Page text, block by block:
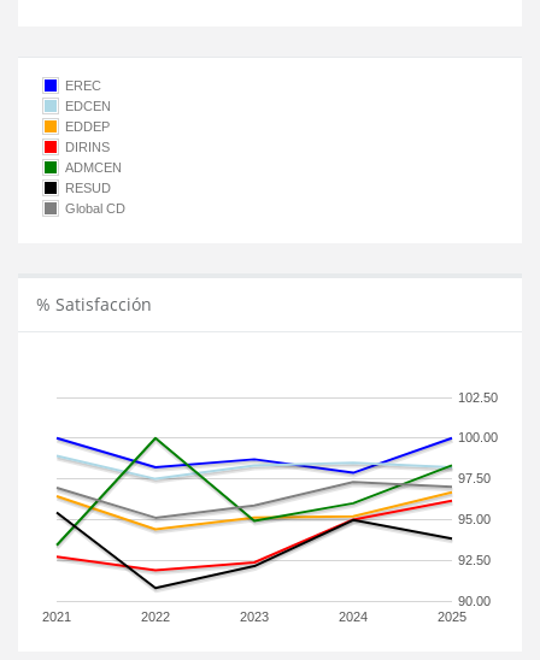
EREC
EDCEN
EDDEP
DIRINS
ADMCEN
RESUD
Global CD
% Satisfacción
2021 2022 2023 2024 2025
90.00
92.50
95.00
97.50
100.00
102.50